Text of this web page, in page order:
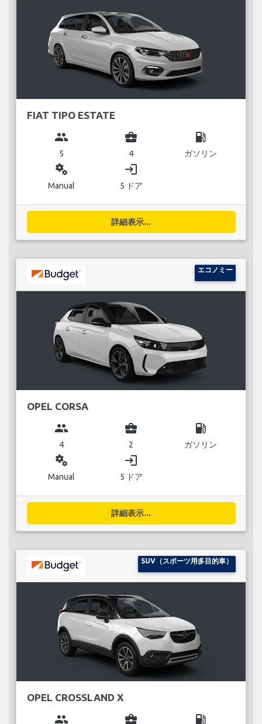
FIAT TIPO ESTATE
group
5
business_center
4
local_gas_station
ガソリン
miscellaneous_services
Manual
login
5 ドア
詳細表示...
エコノミー
OPEL CORSA
group
4
business_center
2
local_gas_station
ガソリン
miscellaneous_services
Manual
login
5 ドア
詳細表示...
SUV（スポーツ用多目的車）
OPEL CROSSLAND X
group business_center local_gas_station